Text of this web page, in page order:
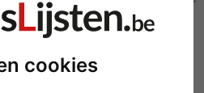
cookies